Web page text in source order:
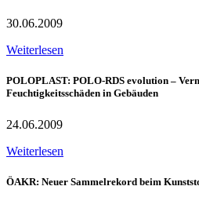
30.06.2009
Weiterlesen
POLOPLAST: POLO-RDS evolution –
Feuchtigkeitsschäden in Gebäuden
24.06.2009
Weiterlesen
ÖAKR: Neuer Sammelrekord beim